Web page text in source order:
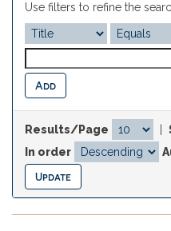
Use filters to refine the
Results/Page
In order